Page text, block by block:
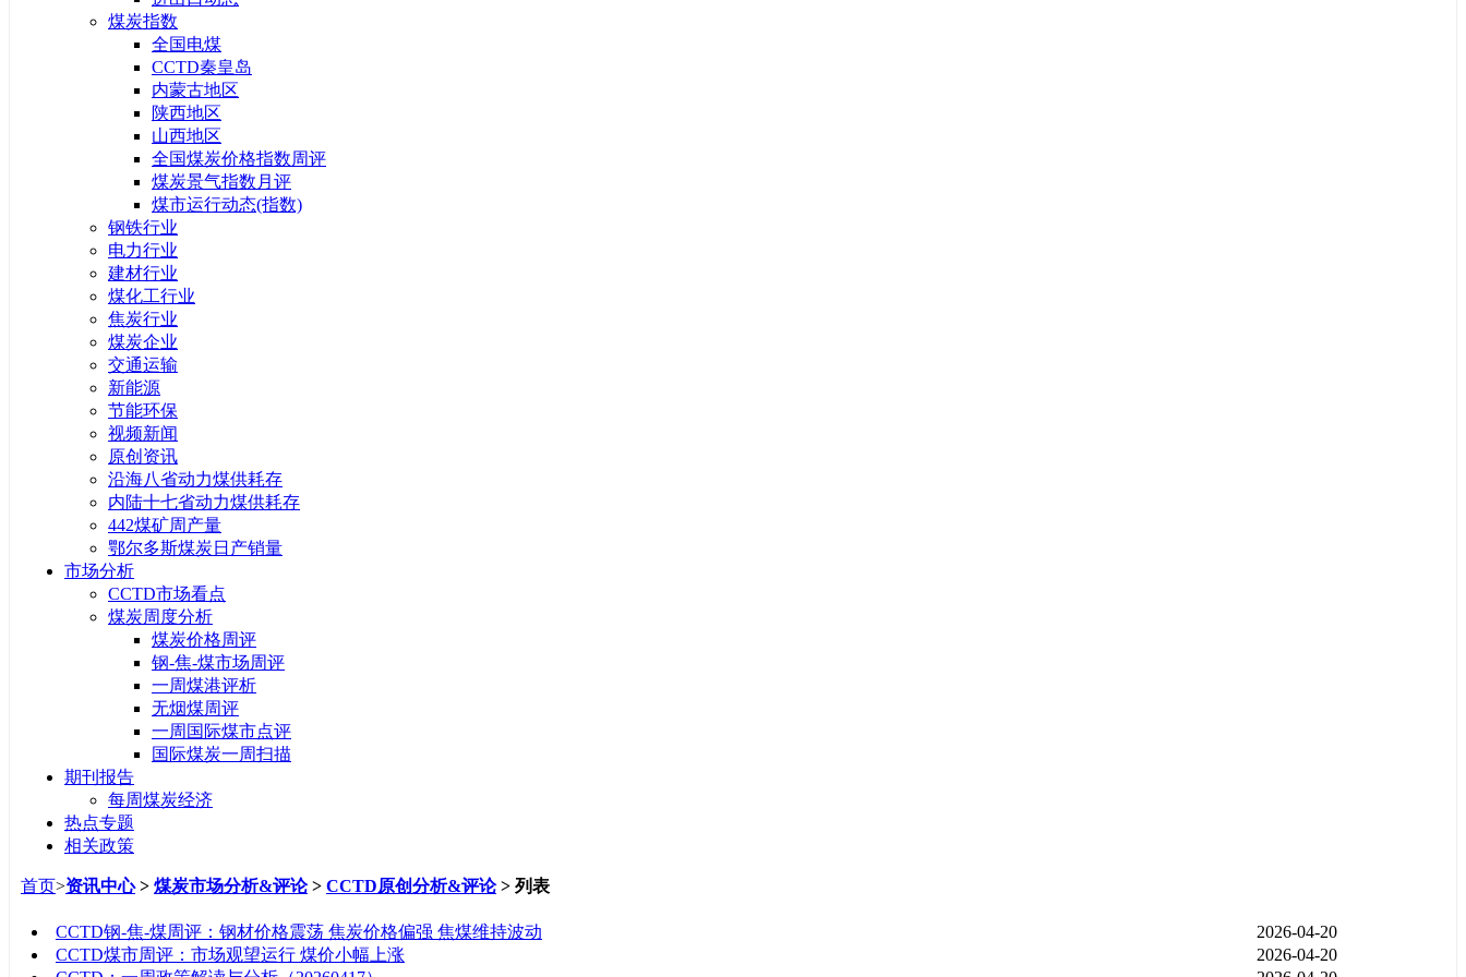
煤炭指数
全国电煤
CCTD秦皇岛
内蒙古地区
陕西地区
山西地区
全国煤炭价格指数周评
煤炭景气指数月评
煤市运行动态(指数)
钢铁行业
电力行业
建材行业
煤化工行业
焦炭行业
煤炭企业
交通运输
新能源
节能环保
视频新闻
原创资讯
沿海八省动力煤供耗存
内陆十七省动力煤供耗存
442煤矿周产量
鄂尔多斯煤炭日产销量
市场分析
CCTD市场看点
煤炭周度分析
煤炭价格周评
钢-焦-煤市场周评
一周煤港评析
无烟煤周评
一周国际煤市点评
国际煤炭一周扫描
期刊报告
每周煤炭经济
热点专题
相关政策
首页>资讯中心> 煤炭市场分析&评论> CCTD原创分析&评论> 列表
CCTD钢-焦-煤周评：钢材价格震荡 焦炭价格偏强 焦煤维持波动
2026-04-20
CCTD煤市周评：市场观望运行 煤价小幅上涨
2026-04-20